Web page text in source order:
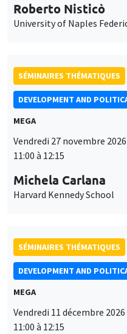
Roberto Nisticò
University of Naples
SÉMINAIRES THÉMATIQUES
DEVELOPMENT AND
MEGA
Vendredi 27 novembre 2026
11:00 à 12:15
Michela Carlana
Harvard Kennedy School
SÉMINAIRES THÉMATIQUES
DEVELOPMENT AND
MEGA
Vendredi 11 décembre 2026
11:00 à 12:15